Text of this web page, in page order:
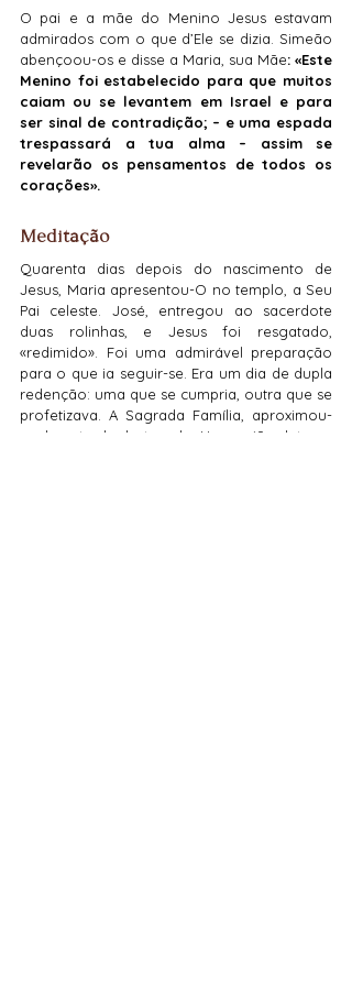
O pai e a mãe do Menino Jesus estavam
admirados com o que d’Ele se dizia. Simeão
abençoou-os e disse a Maria, sua Mãe: «Este
Menino foi estabelecido para que muitos
caiam ou se levantem em Israel e para
ser sinal de contradição; – e uma espada
trespassará a tua alma – assim se
revelarão os pensamentos de todos os
corações».
Meditação
Quarenta dias depois do nascimento de
Jesus, Maria apresentou-O no templo, a Seu
Pai celeste. José, entregou ao sacerdote
duas rolinhas, e Jesus foi resgatado,
«redimido». Foi uma admirável preparação
para o que ia seguir-se. Era um dia de dupla
redenção: uma que se cumpria, outra que se
profetizava. A Sagrada Família, aproximou-
se da entrada do templo. Um ancião deteve-